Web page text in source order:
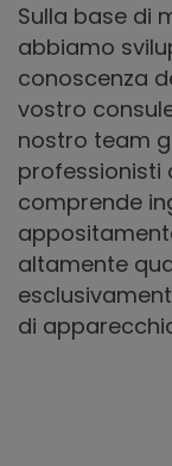
Sulla base di
abbiamo
conoscenza
vostro
nostro team
professionisti
comprende
altamente
di